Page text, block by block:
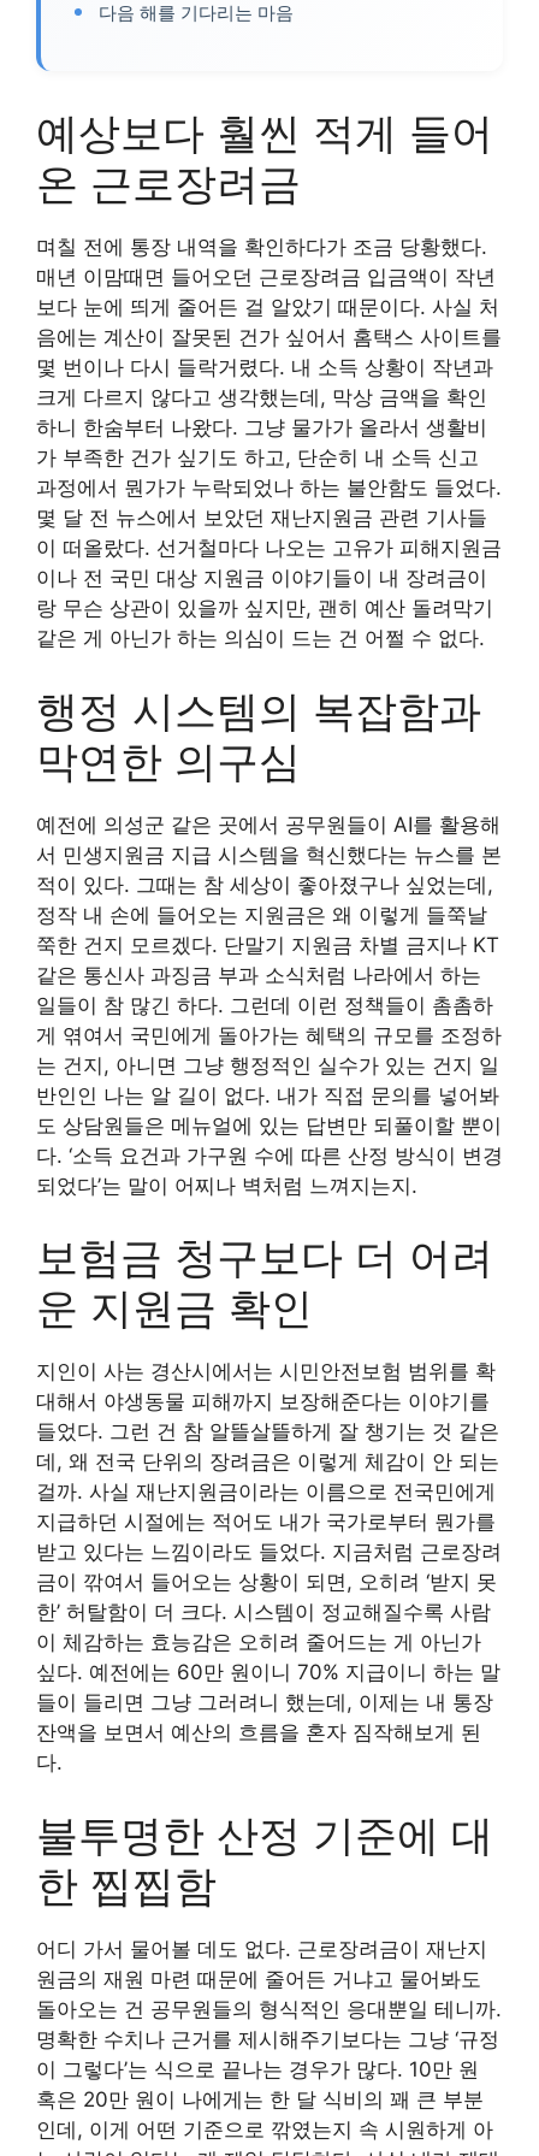
다음 해를 기다리는 마음
예상보다 훨씬 적게 들어
온 근로장려금
며칠 전에 통장 내역을 확인하다가 조금 당황했다.
매년 이맘때면 들어오던 근로장려금 입금액이 작년
보다 눈에 띄게 줄어든 걸 알았기 때문이다. 사실 처
음에는 계산이 잘못된 건가 싶어서 홈택스 사이트를
몇 번이나 다시 들락거렸다. 내 소득 상황이 작년과
크게 다르지 않다고 생각했는데, 막상 금액을 확인
하니 한숨부터 나왔다. 그냥 물가가 올라서 생활비
가 부족한 건가 싶기도 하고, 단순히 내 소득 신고
과정에서 뭔가가 누락되었나 하는 불안함도 들었다.
몇 달 전 뉴스에서 보았던 재난지원금 관련 기사들
이 떠올랐다. 선거철마다 나오는 고유가 피해지원금
이나 전 국민 대상 지원금 이야기들이 내 장려금이
랑 무슨 상관이 있을까 싶지만, 괜히 예산 돌려막기
같은 게 아닌가 하는 의심이 드는 건 어쩔 수 없다.
행정 시스템의 복잡함과
막연한 의구심
예전에 의성군 같은 곳에서 공무원들이 AI를 활용해
서 민생지원금 지급 시스템을 혁신했다는 뉴스를 본
적이 있다. 그때는 참 세상이 좋아졌구나 싶었는데,
정작 내 손에 들어오는 지원금은 왜 이렇게 들쭉날
쭉한 건지 모르겠다. 단말기 지원금 차별 금지나 KT
같은 통신사 과징금 부과 소식처럼 나라에서 하는
일들이 참 많긴 하다. 그런데 이런 정책들이 촘촘하
게 엮여서 국민에게 돌아가는 혜택의 규모를 조정하
는 건지, 아니면 그냥 행정적인 실수가 있는 건지 일
반인인 나는 알 길이 없다. 내가 직접 문의를 넣어봐
도 상담원들은 메뉴얼에 있는 답변만 되풀이할 뿐이
다. ‘소득 요건과 가구원 수에 따른 산정 방식이 변경
되었다’는 말이 어찌나 벽처럼 느껴지는지.
보험금 청구보다 더 어려
운 지원금 확인
지인이 사는 경산시에서는 시민안전보험 범위를 확
대해서 야생동물 피해까지 보장해준다는 이야기를
들었다. 그런 건 참 알뜰살뜰하게 잘 챙기는 것 같은
데, 왜 전국 단위의 장려금은 이렇게 체감이 안 되는
걸까. 사실 재난지원금이라는 이름으로 전국민에게
지급하던 시절에는 적어도 내가 국가로부터 뭔가를
받고 있다는 느낌이라도 들었다. 지금처럼 근로장려
금이 깎여서 들어오는 상황이 되면, 오히려 ‘받지 못
한’ 허탈함이 더 크다. 시스템이 정교해질수록 사람
이 체감하는 효능감은 오히려 줄어드는 게 아닌가
싶다. 예전에는 60만 원이니 70% 지급이니 하는 말
들이 들리면 그냥 그러려니 했는데, 이제는 내 통장
잔액을 보면서 예산의 흐름을 혼자 짐작해보게 된
다.
불투명한 산정 기준에 대
한 찝찝함
어디 가서 물어볼 데도 없다. 근로장려금이 재난지
원금의 재원 마련 때문에 줄어든 거냐고 물어봐도
돌아오는 건 공무원들의 형식적인 응대뿐일 테니까.
명확한 수치나 근거를 제시해주기보다는 그냥 ‘규정
이 그렇다’는 식으로 끝나는 경우가 많다. 10만 원
혹은 20만 원이 나에게는 한 달 식비의 꽤 큰 부분
인데, 이게 어떤 기준으로 깎였는지 속 시원하게 아